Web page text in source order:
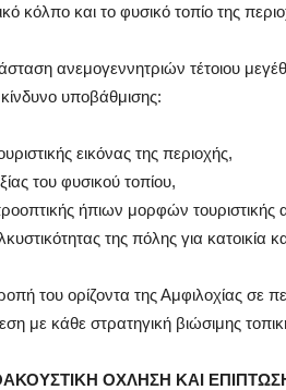
κόλπο και το φυσικό τοπίο της
ανεμογεννητριών τέτοιου
υποβάθμισης:
εικόνας της περιοχής,
του φυσικού τοπίου,
ήπιων μορφών τουριστικής
της πόλης για κατοικία
του ορίζοντα της Αμφιλοχίας σε
με κάθε στρατηγική βιώσιμης
ΟΧΛΗΣΗ ΚΑΙ